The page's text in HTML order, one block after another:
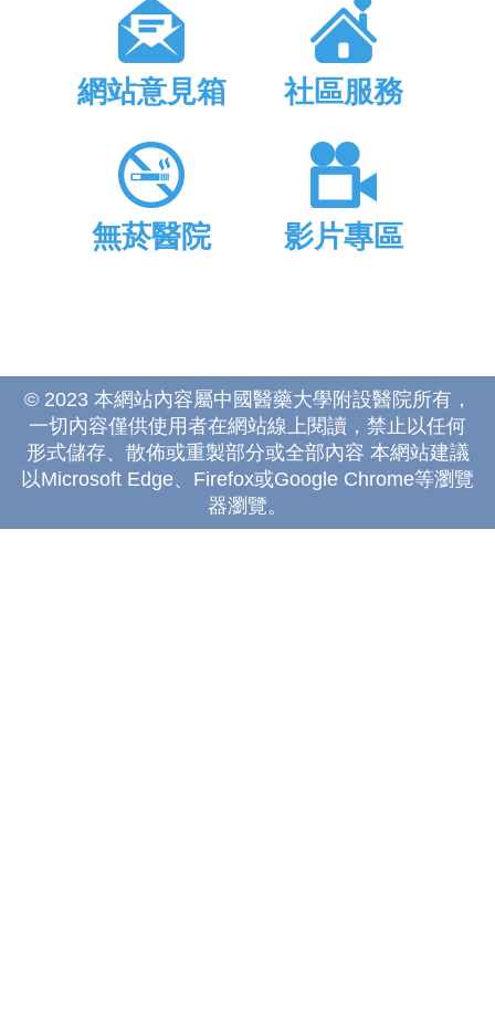
網站意見箱 社區服務
無菸醫院 影片專區
© 2023 本網站內容屬中國醫藥大學附設醫院所有，
一切內容僅供使用者在網站線上閱讀，禁止以任何
形式儲存、散佈或重製部分或全部內容 本網站建議
以Microsoft Edge、Firefox或Google Chrome等瀏覽
器瀏覽。